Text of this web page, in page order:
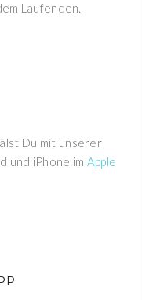
Laufenden.
Du mit unserer
und iPhone im Apple